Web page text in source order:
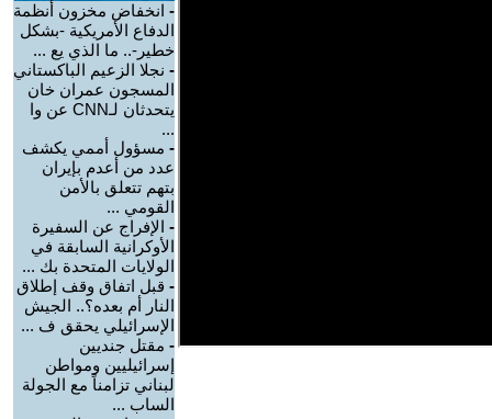
- انخفاض مخزون أنظمة
الدفاع الأمريكية -بشكل
خطير-.. ما الذي يع ...
- نجلا الزعيم الباكستاني
المسجون عمران خان
يتحدثان لـCNN عن وا
...
- مسؤول أممي يكشف
عدد من أعدم بإيران
بتهم تتعلق بالأمن
القومي ...
- الإفراج عن السفيرة
الأوكرانية السابقة في
الولايات المتحدة بك ...
- قبل اتفاق وقف إطلاق
النار أم بعده؟.. الجيش
الإسرائيلي يحقق ف ...
- مقتل جنديين
إسرائيليين ومواطن
لبناني تزامناً مع الجولة
الساب ...